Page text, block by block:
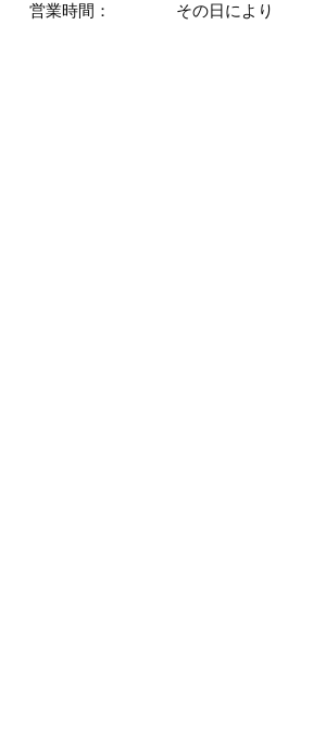
営業時間： その日により